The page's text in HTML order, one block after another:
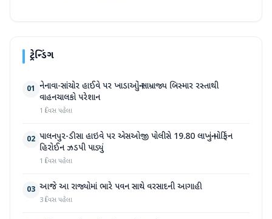
ટ્રેન્ડિંગ
01 નેનાવા-સાંચોર હાઈવે પર ખાડાઓનું સામ્રાજ્ય બિસ્માર રસ્તાથી
વાહનચાલકો પરેશાન
1 દિવસ પહેલા
02 પાલનપુર-ડીસા હાઇવે પર એસઓજી પોલીસે 19.80 લાખનું મોર્ફિન
હિરોઈન ઝડપી પાડ્યું
1 દિવસ પહેલા
03 આજે આ રાજ્યોમાં ભારે પવન સાથે વરસાદની આગાહી
3 દિવસ પહેલા